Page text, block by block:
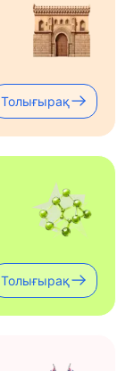
Толығырақ
Толығырақ